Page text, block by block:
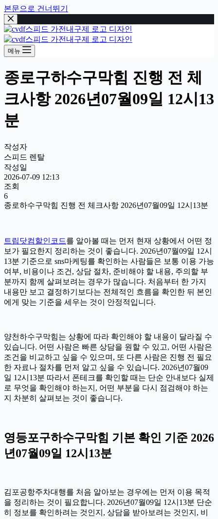
본문으로 건너뛰기
메뉴
종로구하수구막힘 진행 전 체
크사항 2026년07월09일 12시13
분
작성자
스피드 렌탈
작성일
2026-07-09 12:13
조회
6
종로하수구막힘 진행 전 체크사항 2026년07월09일 12시13분
트립닷컴할인코드를 알아볼 때는 먼저 현재 상황에서 어떤 정
보가 필요한지 정리하는 것이 좋습니다. 2026년07월09일 12시
13분 기준으로 sns마케팅를 확인하는 사람들은 보통 이용 가능
여부, 비용이나 조건, 상담 절차, 준비해야 할 내용, 주의할 부
분까지 함께 살펴보려는 경우가 많습니다. 처음부터 한 가지
내용만 보고 결정하기보다는 전체적인 흐름을 확인한 뒤 본인
에게 맞는 기준을 세우는 것이 안정적입니다.
양천하수구막힘는 상황에 따라 확인해야 할 내용이 달라질 수
있습니다. 어떤 사람은 빠른 상담을 원할 수 있고, 어떤 사람은
조건을 비교하고 싶을 수 있으며, 또 다른 사람은 진행 전 필요
한 자료나 절차를 먼저 알고 싶을 수 있습니다. 2026년07월09
일 12시13분 따라서 폰테크를 확인할 때는 단순 안내보다 실제
로 무엇을 확인해야 하는지, 어떤 부분을 다시 점검해야 하는
지 차분히 살펴보는 것이 좋습니다.
영등포구하수구막힘 기본 확인 기준 2026
년07월09일 12시13분
김포공항주차대행를 처음 알아보는 경우에는 먼저 이용 목적
을 정리하는 것이 필요합니다. 2026년07월09일 12시13분 단순
히 정보를 확인하려는 것인지, 상담을 받아보려는 것인지, 비